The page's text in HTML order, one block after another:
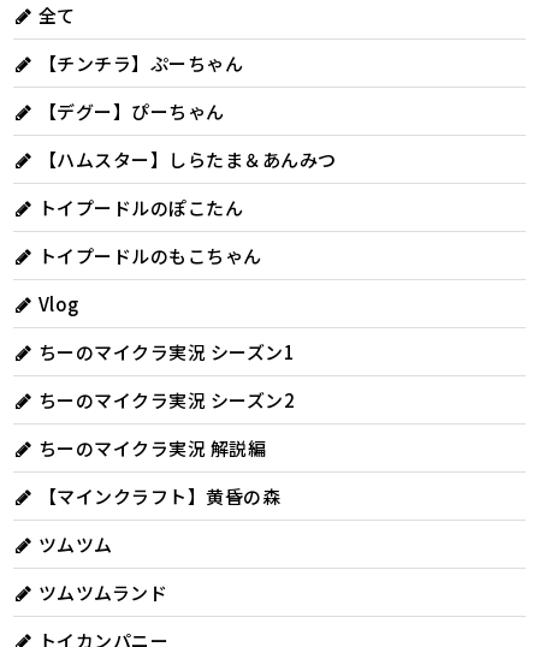
全て
【チンチラ】ぷーちゃん
【デグー】ぴーちゃん
【ハムスター】しらたま＆あんみつ
トイプードルのぽこたん
トイプードルのもこちゃん
Vlog
ちーのマイクラ実況 シーズン1
ちーのマイクラ実況 シーズン2
ちーのマイクラ実況 解説編
【マインクラフト】黄昏の森
ツムツム
ツムツムランド
トイカンパニー